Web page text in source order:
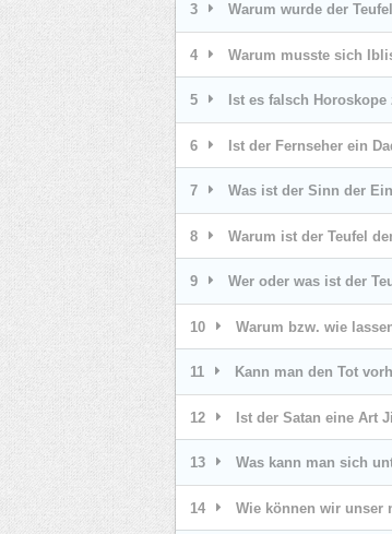
3 Warum wurde der
4 Warum musste sich
5 Ist es falsch
6 Ist der Fernseher ein
7 Was ist der Sinn der
8 Warum ist der Teufel
9 Wer oder was ist der
10 Warum bzw. wie
11 Kann man den Tot
12 Ist der Satan eine Art
13 Was kann man sich
14 Wie können wir unser